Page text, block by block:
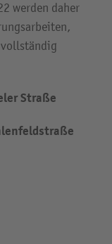
werden daher
Straße